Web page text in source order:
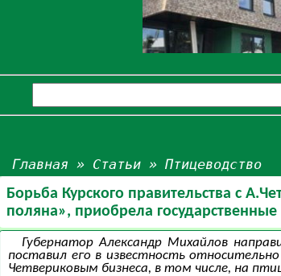
Главная » Статьи »Птицеводство
Борьба Курского правительства с
поляна», приобрела
Губернатор Александр Михайлов
поставил его в известность
Четвериковым бизнеса, в том числе, на